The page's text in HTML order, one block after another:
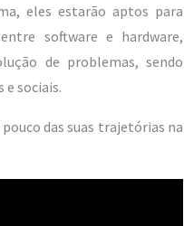
eles estarão aptos para
software e hardware,
de problemas, sendo
sociais.
das suas trajetórias na